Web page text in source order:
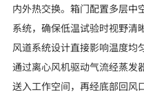
内外热交换。箱门配置多层中
系统，确保低温试验时视野清
风道系统设计直接影响温度均
通过离心风机驱动气流经蒸发
送入工作空间，再经底部回风